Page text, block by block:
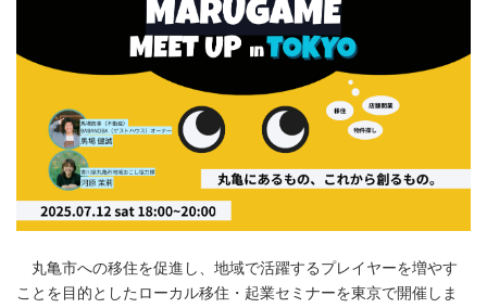
丸亀市への移住を促進し、地域で活躍するプレイヤーを増やす
ことを目的としたローカル移住・起業セミナーを東京で開催しま